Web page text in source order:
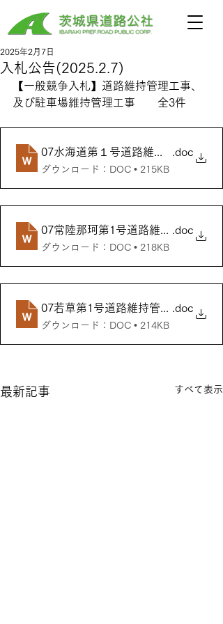
入札公告(2025.2.7)
2025年2月7日
【一般競争入札】道路維持管理工事、
及び駐車場維持管理工事　　全3件
07水海道第１号道路維持管理工事外
.doc
ダウンロード：DOC • 215KB
07常陸那珂第1号道路維持管理工事外
.doc
ダウンロード：DOC • 218KB
07若草第1号道路維持管理工事 -
.doc
ダウンロード：DOC • 214KB
最新記事 すべて表示